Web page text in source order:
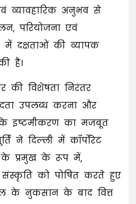
व्यावहारिक अनुभव से
परियोजना एवं
में दक्षताओं की व्यापक
है।
की विशेषता निरंतर
उपलब्ध करना और
के इष्टमीकरण का मजबूत
ने दिल्ली में कॉर्पोरेट
के प्रमुख के रूप में,
संस्कृति को पोषित करते हुए
के नुकसान के बाद वित्त